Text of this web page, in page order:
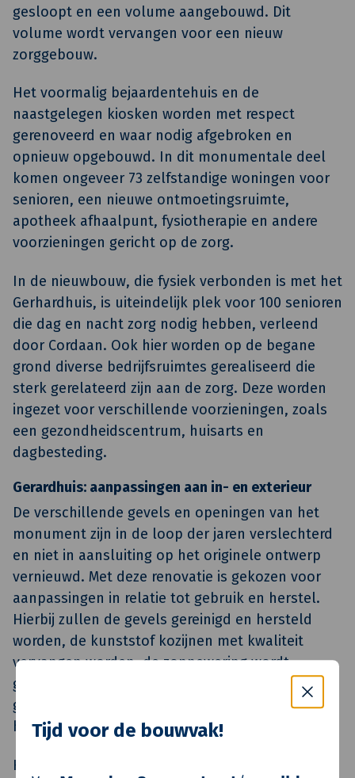
Tijd voor de bouwvak!
gesloopt en een volume aangebouwd. Dit
volume wordt vervangen voor een nieuw
zorggebouw.
Het voormalig bejaardentehuis en de
naastgelegen kiosken worden met respect
gerenoveerd en waar nodig afgebroken en
opnieuw opgebouwd. In dit monumentale deel
komen ongeveer 73 zelfstandige woningen voor
senioren, een nieuwe ontmoetingsruimte,
apotheek afhaalpunt, fysiotherapie en andere
voorzieningen gericht op de zorg.
In de nieuwbouw, die fysiek verbonden is met het
Gerhardhuis, is uiteindelijk plek voor 100 senioren
die dag en nacht zorg nodig hebben, verleend
door Cordaan. Ook hier worden op de begane
grond diverse bedrijfsruimtes gerealiseerd die
sterk gerelateerd zijn aan de zorg. Deze worden
ingezet voor verschillende voorzieningen, zoals
een gezondheidscentrum, huisarts en
dagbesteding.
Gerardhuis: aanpassingen aan in- en exterieur
De verschillende gevels en openingen van het
monument zijn in de loop der jaren verslechterd
en niet in aansluiting op het originele ontwerp
vernieuwd. Met deze renovatie is gekozen voor
aanpassingen in relatie tot gebruik en herstel.
Hierbij zullen de gevels gereinigd en hersteld
worden, de kunststof kozijnen met kwaliteit
vervangen worden, de zonnewering wordt
geïntegreerd en er wordt een
gemeenschappelijke woonkamer en een nieuwe
hoofdentree gerealiseerd.
Het Gerhardhuis heeft van origine kleine